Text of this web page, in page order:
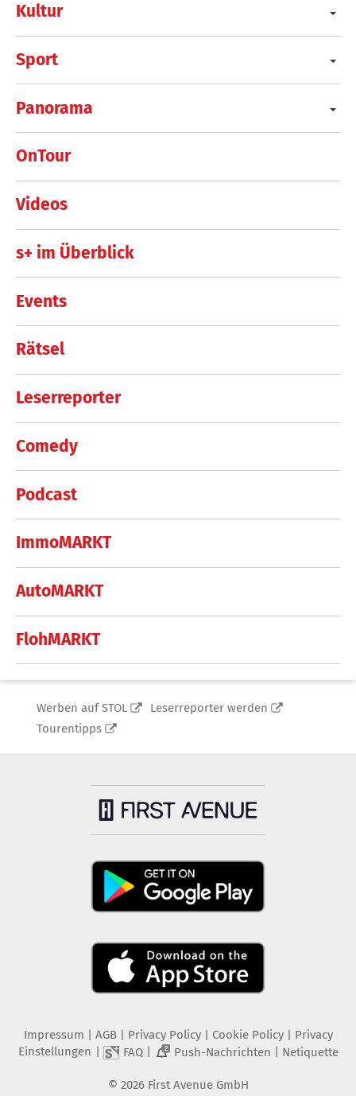
Kultur
Sport
Panorama
OnTour
Videos
s+ im Überblick
Events
Rätsel
Leserreporter
Comedy
Podcast
ImmoMARKT
AutoMARKT
FlohMARKT
Werben auf STOL
Leserreporter werden
Tourentipps
Impressum AGB Privacy Policy| Cookie Policy| Privacy
Einstellungen
FAQ| 2 Push-Nachrichten Netiquette
© 2026 First Avenue GmbH